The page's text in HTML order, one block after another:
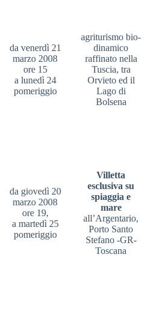
da venerdì 21
marzo 2008
ore 15
a lunedì 24
pomeriggio
agriturismo bio-
dinamico
raffinato nella
Tuscia, tra
Orvieto ed il
Lago di
Bolsena
da giovedì 20
marzo 2008
ore 19,
a martedì 25
pomeriggio
Villetta
esclusiva su
spiaggia e
mare
all’Argentario,
Porto Santo
Stefano -GR-
Toscana